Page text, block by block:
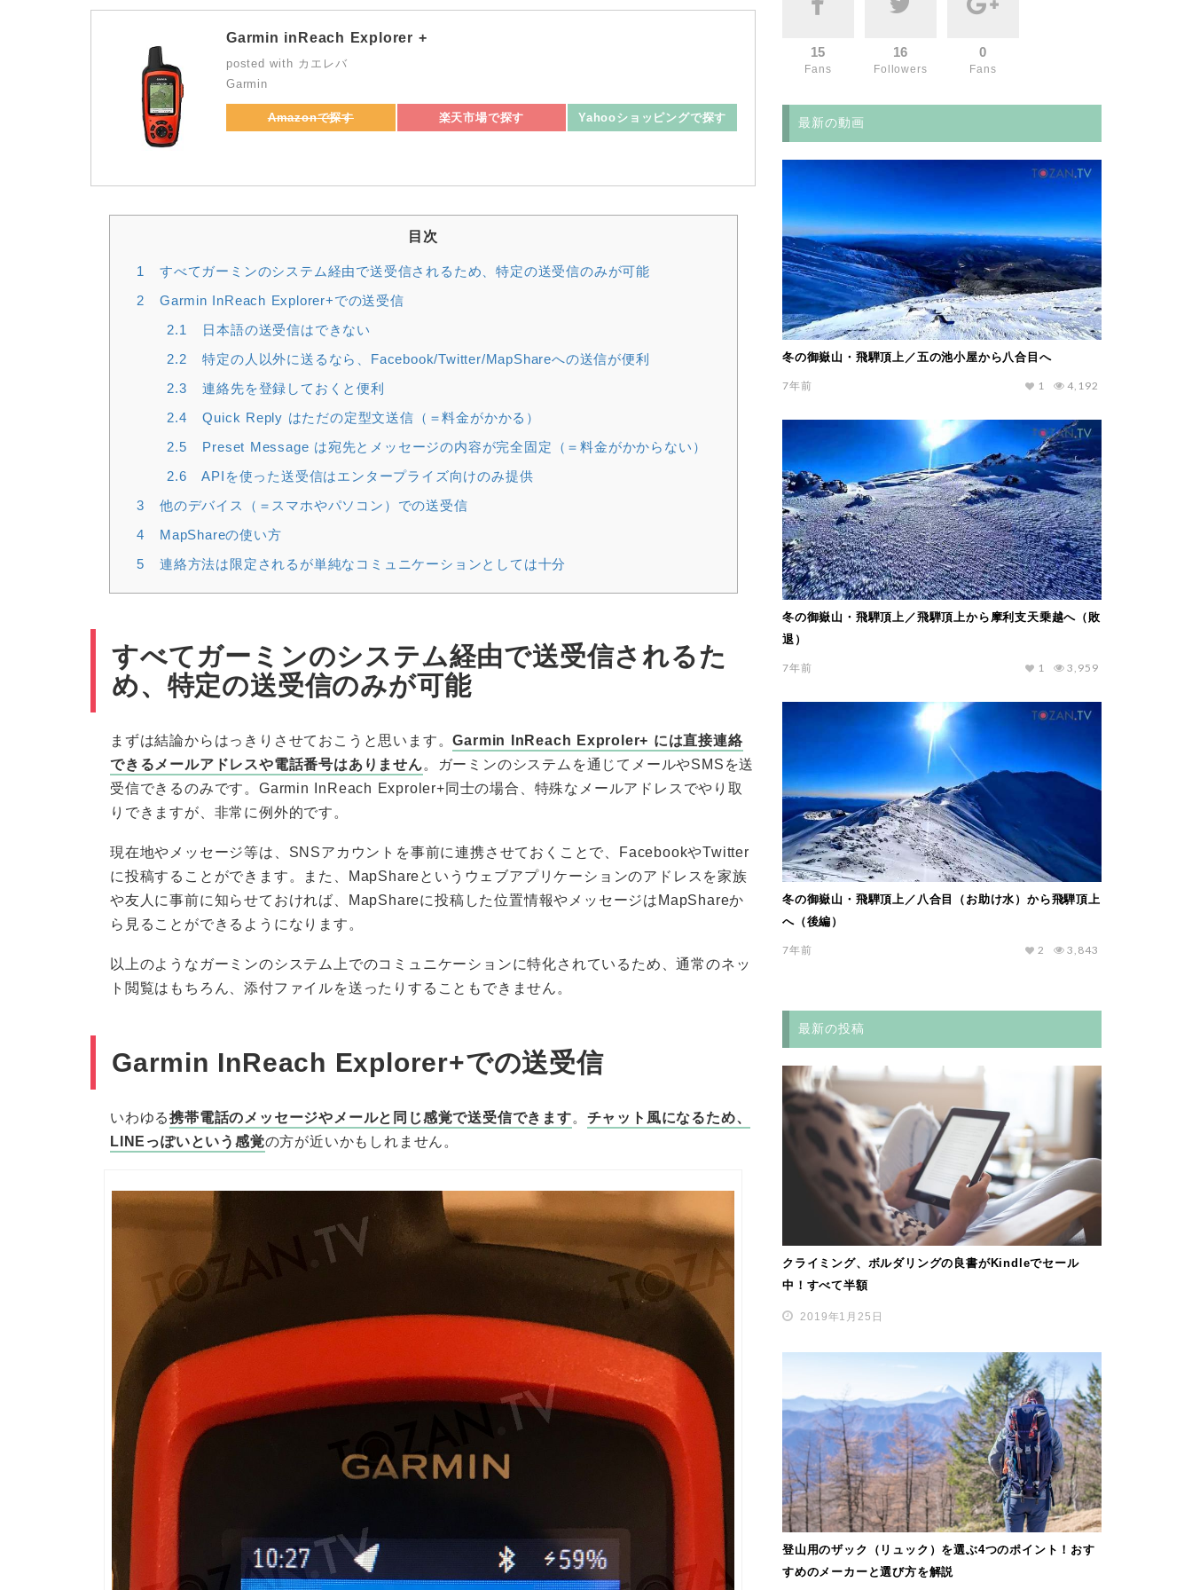
Garmin inReach Explorer +
posted with カエレバ
Garmin
Amazon 楽天市場 Yahooショッピング
目次
1
すべてガーミンのシステム経由で送受信されるため、特定の送受信のみが可能
2
Garmin InReach Explorer+での送受信
2.1
日本語の送受信はできない
2.2
特定の人以外に送るなら、Facebook/Twitter/MapShareへの送信が便利
2.3
連絡先を登録しておくと便利
2.4
Quick Reply はただの定型文送信（＝料金がかかる）
2.5
Preset Message は宛先とメッセージの内容が完全固定（＝料金がかからない）
2.6
APIを使った送受信はエンタープライズ向けのみ提供
3
他のデバイス（＝スマホやパソコン）での送受信
4
MapShareの使い方
5
連絡方法は限定されるが単純なコミュニケーションとしては十分
すべてガーミンのシステム経由で送受信されるた
め、特定の送受信のみが可能
まずは結論からはっきりさせておこうと思います。Garmin InReach Exproler+ には直接連絡
できるメールアドレスや電話番号はありません。ガーミンのシステムを通じてメールやSMSを送
受信できるのみです。Garmin InReach Exproler+同士の場合、特殊なメールアドレスでやり取
りできますが、非常に例外的です。
現在地やメッセージ等は、SNSアカウントを事前に連携させておくことで、FacebookやTwitter
に投稿することができます。また、MapShareというウェブアプリケーションのアドレスを家族
や友人に事前に知らせておければ、MapShareに投稿した位置情報やメッセージはMapShareか
ら見ることができるようになります。
以上のようなガーミンのシステム上でのコミュニケーションに特化されているため、通常のネッ
ト閲覧はもちろん、添付ファイルを送ったりすることもできません。
Garmin InReach Explorer+での送受信
いわゆる携帯電話のメッセージやメールと同じ感覚で送受信できます。 チャット風になるため、
LINEっぽいという感覚の方が近いかもしれません。
15
Fans
16
Followers
0
Fans
最新の動画
冬の御嶽山・飛騨頂上／五の池小屋から八合目へ
7年前 4,192
1
冬の御嶽山・飛騨頂上／飛騨頂上から摩利支天乗越へ（敗
退）
7年前 3,959
1
冬の御嶽山・飛騨頂上／八合目（お助け水）から飛騨頂上
へ（後編）
7年前 3,843
2
最新の投稿
クライミング、ボルダリングの良書がKindleでセール
中！すべて半額
2019年1月25日
登山用のザック（リュック）を選ぶ4つのポイント！おす
すめのメーカーと選び方を解説